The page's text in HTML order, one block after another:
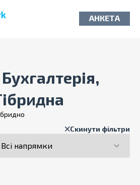
АНКЕТА
Скинути фільтри